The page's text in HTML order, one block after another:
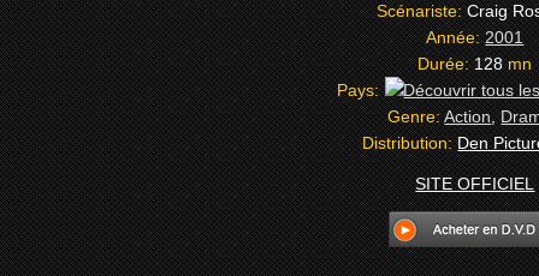
Scénariste:Craig
Année:2001
Durée:128mn
Pays:
Genre:Action,
Distribution:Den
SITE OFFICIEL